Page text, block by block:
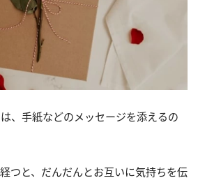
、手紙などのメッセージを添えるの
つと、だんだんとお互いに気持ちを伝